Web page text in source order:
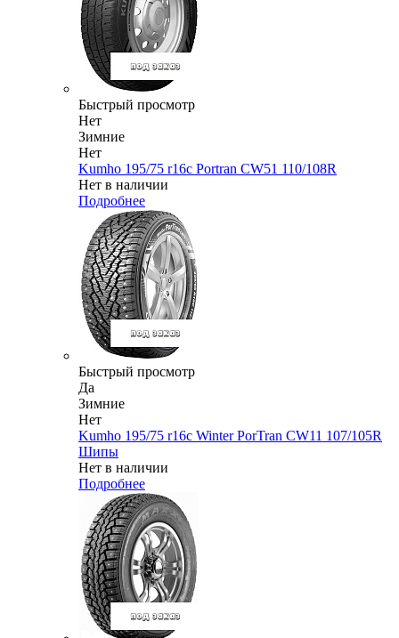
Быстрый просмотр
Нет
Зимние
Нет
Kumho 195/75 r16c Portran CW51 110/108R
Нет в наличии
Подробнее
Быстрый просмотр
Да
Зимние
Нет
Kumho 195/75 r16c Winter PorTran CW11 107/105R
Шипы
Нет в наличии
Подробнее